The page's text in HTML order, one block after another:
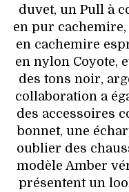
duvet, un Pull à
en pur
en cachemire
en nylon Coyote,
des tons noir,
collaboration a
des accessoires
bonnet, une
oublier des
modèle Amber
présentent un